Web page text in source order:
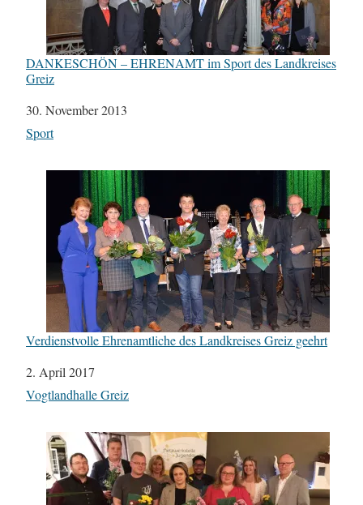
DANKESCHÖN – EHRENAMT im Sport des Landkreises
Greiz
Datum
30. November 2013
In Bezug auf
Sport
Verdienstvolle Ehrenamtliche des Landkreises Greiz geehrt
Datum
2. April 2017
In Bezug auf
Vogtlandhalle Greiz